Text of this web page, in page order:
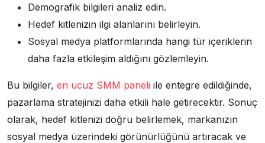
Demografik bilgileri analiz edin.
Hedef kitlenizin ilgi alanlarını belirleyin.
Sosyal medya platformlarında hangi tür içeriklerin
daha fazla etkileşim aldığını gözlemleyin.
Bu bilgiler, en ucuz SMM paneli ile entegre edildiğinde,
pazarlama stratejinizi daha etkili hale getirecektir. Sonuç
olarak, hedef kitlenizi doğru belirlemek, markanızın
sosyal medya üzerindeki görünürlüğünü artıracak ve